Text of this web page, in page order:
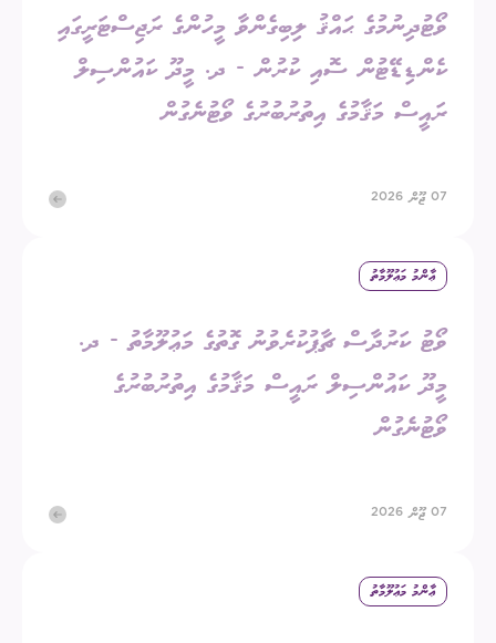
ވޯޓުދިނުމުގެ ޙައްޤު ލިބިގެންވާ މީހުންގެ ރަޖިސްޓަރީގައި
ކެންޑިޑޭޓުން ސޮއި ކުރުން - ދ. މީދޫ ކައުންސިލް
ރައީސް މަޤާމުގެ އިތުރުބުރުގެ ވޯޓުނެގުން
07 ޖޫން 2026
ޢާންމު މަޢުލޫމާތު
ވޯޓު ކަރުދާސް ޗާޕުކުރެވުނު ގޮތުގެ މަޢުލޫމާތު - ދ.
މީދޫ ކައުންސިލް ރައީސް މަޤާމުގެ އިތުރުބުރުގެ
ވޯޓުނެގުން
07 ޖޫން 2026
ޢާންމު މަޢުލޫމާތު